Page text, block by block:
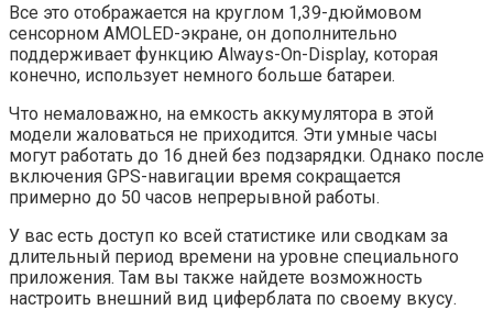
Все это отображается на круглом 1,39-дюймовом
сенсорном AMOLED-экране, он дополнительно
поддерживает функцию Always-On-Display, которая
конечно, использует немного больше батареи.
Что немаловажно, на емкость аккумулятора в этой
модели жаловаться не приходится. Эти умные часы
могут работать до 16 дней без подзарядки. Однако после
включения GPS-навигации время сокращается
примерно до 50 часов непрерывной работы.
У вас есть доступ ко всей статистике или сводкам за
длительный период времени на уровне специального
приложения. Там вы также найдете возможность
настроить внешний вид циферблата по своему вкусу.